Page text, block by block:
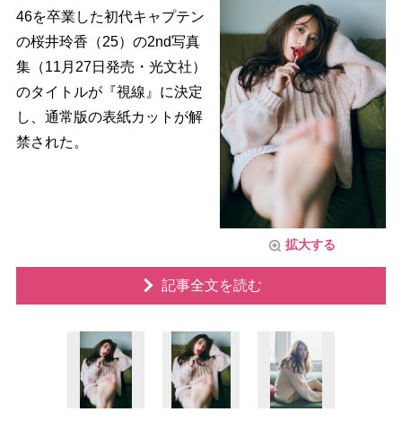
拡大する
46を卒業した初代キャプテン
の桜井玲香（25）の2nd写真
集（11月27日発売・光文社）
のタイトルが『視線』に決定
し、通常版の表紙カットが解
禁された。
記事全文を読む